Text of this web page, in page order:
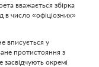
вважається збірка
в число «офіціозних»
вписується у
протистояння з
окремі